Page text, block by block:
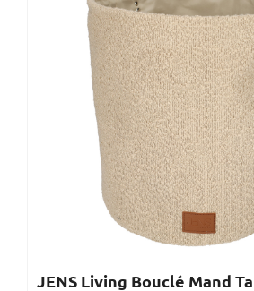
JENS Living Bouclé Mand